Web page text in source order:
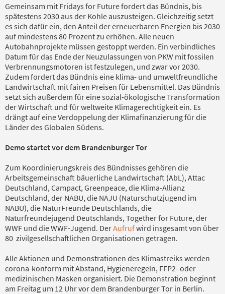
Gemeinsam mit Fridays for Future fordert das Bündnis, bis
spätestens 2030 aus der Kohle auszusteigen. Gleichzeitig setzt
es sich dafür ein, den Anteil der erneuerbaren Energien bis 2030
auf mindestens 80 Prozent zu erhöhen. Alle neuen
Autobahnprojekte müssen gestoppt werden. Ein verbindliches
Datum für das Ende der Neuzulassungen von PKW mit fossilen
Verbrennungsmotoren ist festzulegen, und zwar vor 2030.
Zudem fordert das Bündnis eine klima- und umweltfreundliche
Landwirtschaft mit fairen Preisen für Lebensmittel. Das Bündnis
setzt sich außerdem für eine sozial-ökologische Transformation
der Wirtschaft und für weltweite Klimagerechtigkeit ein. Es
drängt auf eine Verdoppelung der Klimafinanzierung für die
Länder des Globalen Südens.
Demo startet vor dem Brandenburger Tor
Zum Koordinierungskreis des Bündnisses gehören die
Arbeitsgemeinschaft bäuerliche Landwirtschaft (AbL), Attac
Deutschland, Campact, Greenpeace, die Klima-Allianz
Deutschland, der NABU, die NAJU (Naturschutzjugend im
NABU), die NaturFreunde Deutschlands, die
Naturfreundejugend Deutschlands, Together for Future, der
WWF und die WWF-Jugend. DerAufrufwird insgesamt von über
80 zivilgesellschaftlichen Organisationen getragen.
Alle Aktionen und Demonstrationen des Klimastreiks werden
corona-konform mit Abstand, Hygieneregeln, FFP2- oder
medizinischen Masken organisiert. Die Demonstration beginnt
am Freitag um 12 Uhr vor dem Brandenburger Tor in Berlin.